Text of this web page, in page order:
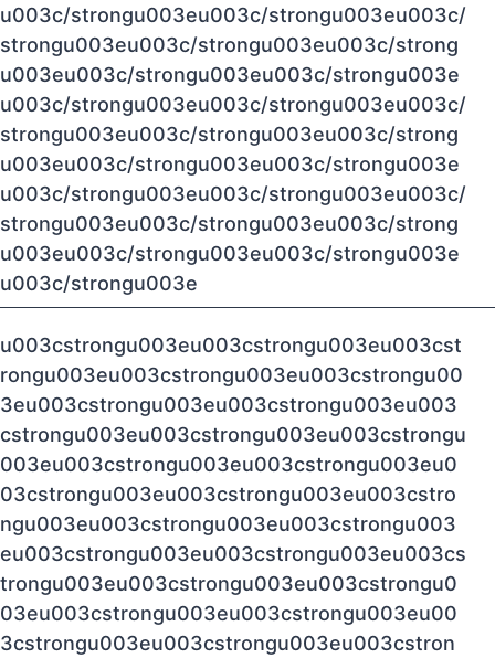
u003c/strongu003eu003c/strongu003eu003c/
strongu003eu003c/strongu003eu003c/strong
u003eu003c/strongu003eu003c/strongu003e
u003c/strongu003eu003c/strongu003eu003c/
strongu003eu003c/strongu003eu003c/strong
u003eu003c/strongu003eu003c/strongu003e
u003c/strongu003eu003c/strongu003eu003c/
strongu003eu003c/strongu003eu003c/strong
u003eu003c/strongu003eu003c/strongu003e
u003c/strongu003e
u003cstrongu003eu003cstrongu003eu003cst
rongu003eu003cstrongu003eu003cstrongu00
3eu003cstrongu003eu003cstrongu003eu003
cstrongu003eu003cstrongu003eu003cstrongu
003eu003cstrongu003eu003cstrongu003eu0
03cstrongu003eu003cstrongu003eu003cstro
ngu003eu003cstrongu003eu003cstrongu003
eu003cstrongu003eu003cstrongu003eu003cs
trongu003eu003cstrongu003eu003cstrongu0
03eu003cstrongu003eu003cstrongu003eu00
3cstrongu003eu003cstrongu003eu003cstron